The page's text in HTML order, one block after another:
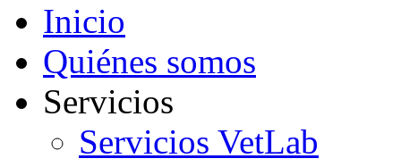
Inicio
Quiénes somos
Servicios
Servicios VetLab